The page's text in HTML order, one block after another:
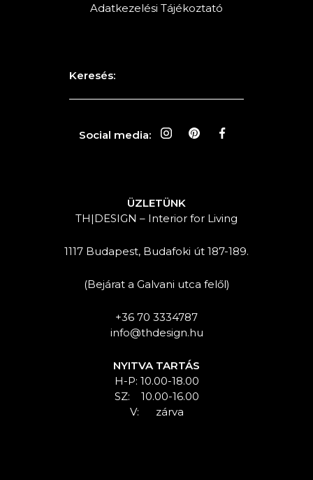
Adatkezelési Tájékoztató
Keresés:
Social media:
ÜZLETÜNK
TH|DESIGN – Interior for Living
1117 Budapest, Budafoki út 187-189.
(Bejárat a Galvani utca felől)
+36 70 3334787
info@thdesign.hu
NYITVA TARTÁS
H-P: 10.00-18.00
SZ: 10.00-16.00
V: zárva